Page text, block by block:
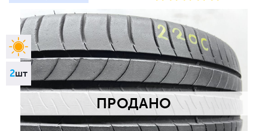
Сезон
Все
Количество
Все
ПОДОБРАТЬ
ПРОДАНО
2шт